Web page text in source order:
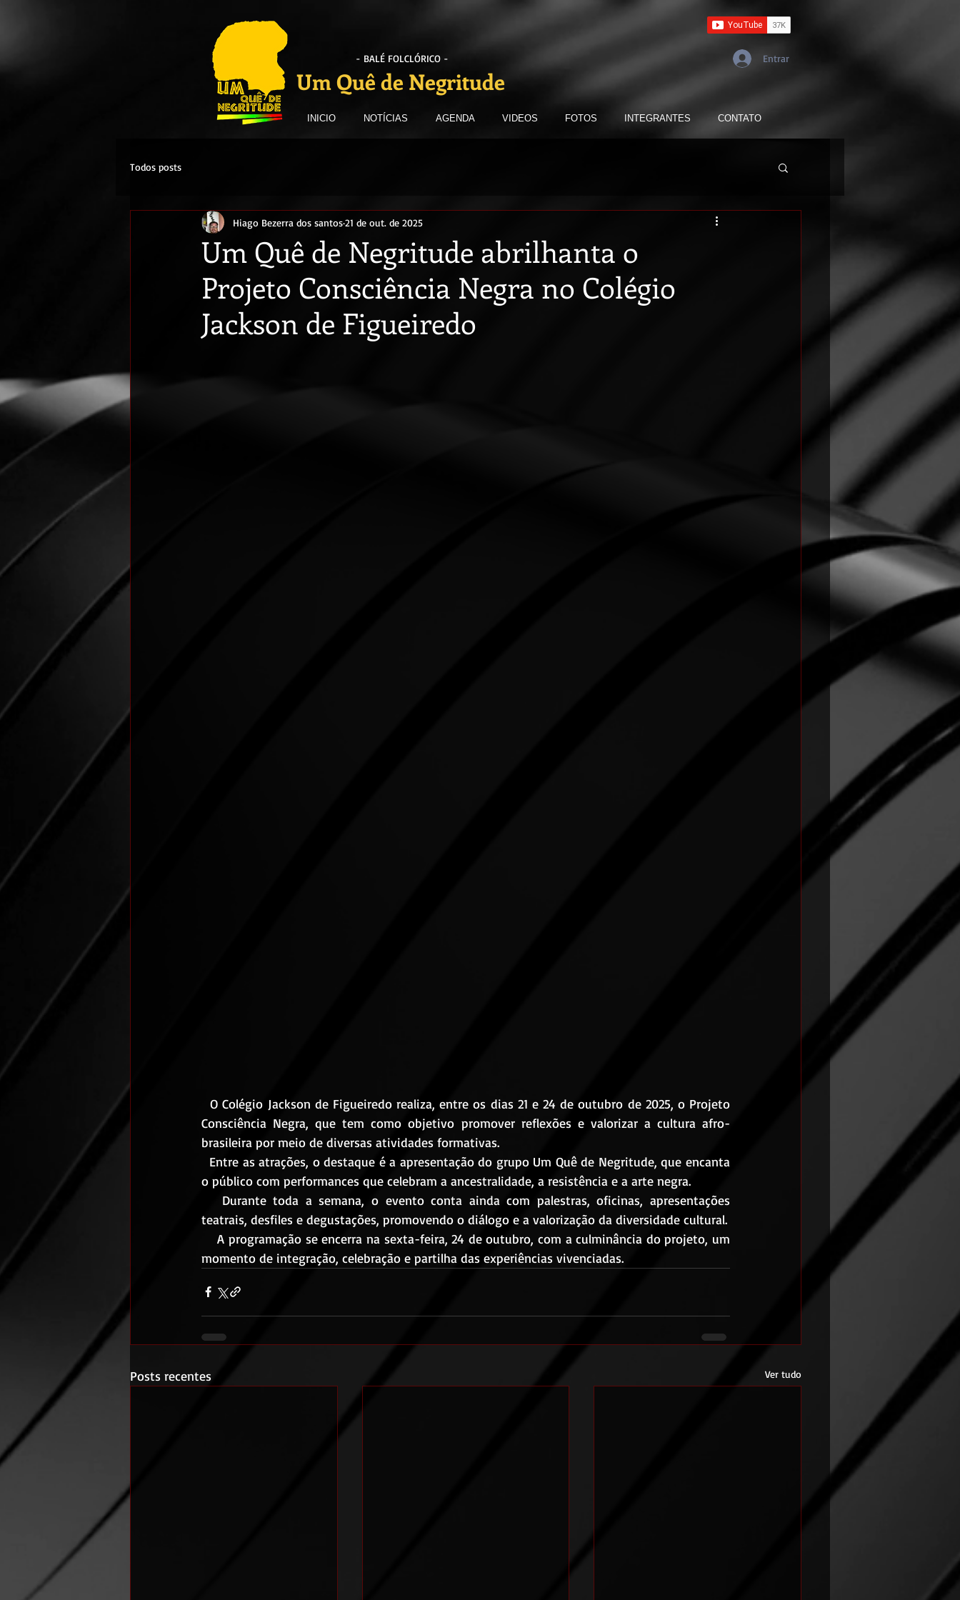
- BALÉ FOLCLÓRICO -
Um Quê de Negritude
Entrar
INICIO NOTÍCIAS AGENDA VIDEOS FOTOS INTEGRANTES CONTATO
Todos posts
Um Quê de Negritude abrilhanta o
Projeto Consciência Negra no Colégio
Jackson de Figueiredo
Hiago Bezerra dos santos21 de out. de 2025
  O Colégio Jackson de Figueiredo realiza, entre os dias 21 e 24 de outubro de 2025, o Projeto
Consciência Negra, que tem como objetivo promover reflexões e valorizar a cultura afro-
brasileira por meio de diversas atividades formativas.
o público com performances que celebram a ancestralidade, a resistência e a arte negra.
teatrais, desfiles e degustações, promovendo o diálogo e a valorização da diversidade cultural.
    A programação se encerra na sexta-feira, 24 de outubro, com a culminância do projeto, um
momento de integração, celebração e partilha das experiências vivenciadas.
Posts recentes Ver tudo